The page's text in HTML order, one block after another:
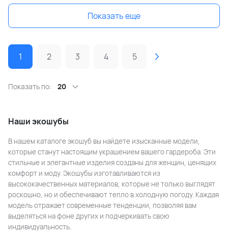
Показать еще
1 2 3 4 5
Показать по: 20
Наши экошубы
В нашем каталоге экошуб вы найдете изысканные модели,
которые станут настоящим украшением вашего гардероба. Эти
стильные и элегантные изделия созданы для женщин, ценящих
комфорт и моду. Экошубы изготавливаются из
высококачественных материалов, которые не только выглядят
роскошно, но и обеспечивают тепло в холодную погоду. Каждая
модель отражает современные тенденции, позволяя вам
выделяться на фоне других и подчеркивать свою
индивидуальность.